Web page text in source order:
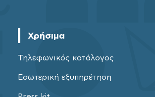
Χρήσιμα
Τηλεφωνικός κατάλογος
Εσωτερική εξυπηρέτηση